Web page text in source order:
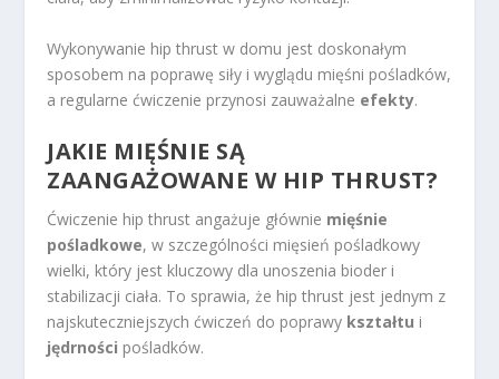
Wykonywanie hip thrust w domu jest doskonałym
sposobem na poprawę siły i wyglądu mięśni pośladków,
a regularne ćwiczenie przynosi zauważalne efekty.
JAKIE MIĘŚNIE SĄ
ZAANGAŻOWANE W HIP THRUST?
Ćwiczenie hip thrust angażuje głównie mięśnie
pośladkowe, w szczególności mięsień pośladkowy
wielki, który jest kluczowy dla unoszenia bioder i
stabilizacji ciała. To sprawia, że hip thrust jest jednym z
najskuteczniejszych ćwiczeń do poprawy kształtu i
jędrności pośladków.